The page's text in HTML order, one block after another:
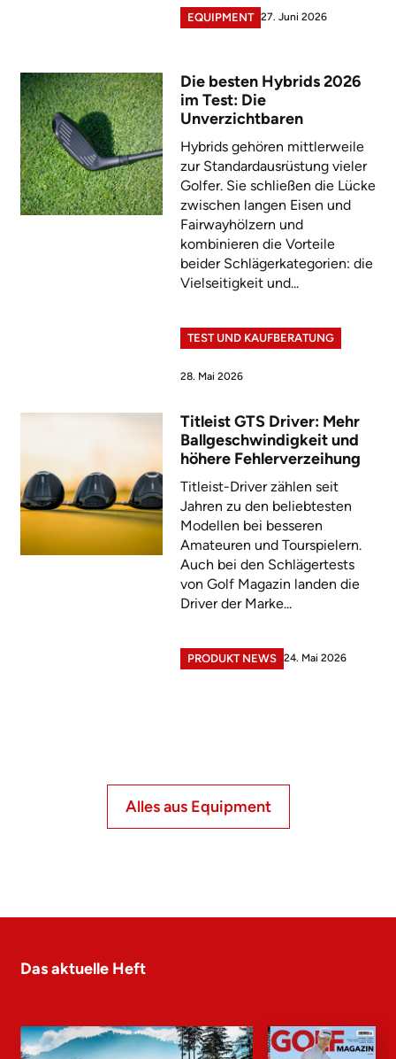
EQUIPMENT 27. Juni 2026
Die besten Hybrids 2026
im Test: Die
Unverzichtbaren
Hybrids gehören mittlerweile
zur Standardausrüstung vieler
Golfer. Sie schließen die Lücke
zwischen langen Eisen und
Fairwayhölzern und
kombinieren die Vorteile
beider Schlägerkategorien: die
Vielseitigkeit und...
TEST UND KAUFBERATUNG
28. Mai 2026
Titleist GTS Driver: Mehr
Ballgeschwindigkeit und
höhere Fehlerverzeihung
Titleist-Driver zählen seit
Jahren zu den beliebtesten
Modellen bei besseren
Amateuren und Tourspielern.
Auch bei den Schlägertests
von Golf Magazin landen die
Driver der Marke...
PRODUKT NEWS 24. Mai 2026
Alles aus Equipment
Das aktuelle Heft